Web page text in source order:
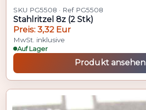
SKU PG5508 · Ref PG5508
Stahlritzel 8z (2 Stk)
Preis: 3,32 Eur
MwSt. inklusive
Auf Lager
Produkt ansehen